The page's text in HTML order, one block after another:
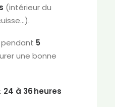
(intérieur du
5
une bonne
24 à 36 heures